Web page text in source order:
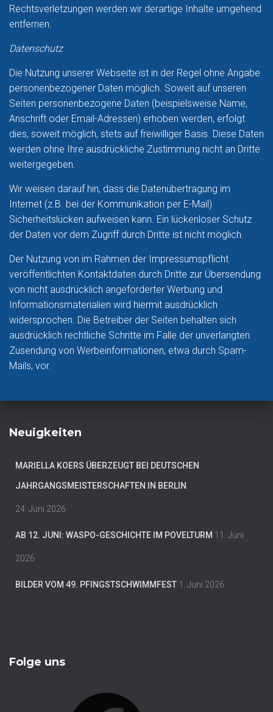
Rechtsverletzungen werden wir derartige Inhalte umgehend
entfernen.
Datenschutz
Die Nutzung unserer Webseite ist in der Regel ohne Angabe
personenbezogener Daten möglich. Soweit auf unseren
Seiten personenbezogene Daten (beispielsweise Name,
Anschrift oder Email-Adressen) erhoben werden, erfolgt
dies, soweit möglich, stets auf freiwilliger Basis. Diese Daten
werden ohne Ihre ausdrückliche Zustimmung nicht an Dritte
weitergegeben.
Wir weisen darauf hin, dass die Datenübertragung im
Internet (z.B. bei der Kommunikation per E-Mail)
Sicherheitslücken aufweisen kann. Ein lückenloser Schutz
der Daten vor dem Zugriff durch Dritte ist nicht möglich.
Der Nutzung von im Rahmen der Impressumspflicht
veröffentlichten Kontaktdaten durch Dritte zur Übersendung
von nicht ausdrücklich angeforderter Werbung und
Informationsmaterialien wird hiermit ausdrücklich
widersprochen. Die Betreiber der Seiten behalten sich
ausdrücklich rechtliche Schritte im Falle der unverlangten
Zusendung von Werbeinformationen, etwa durch Spam-
Mails, vor.
Neuigkeiten
MARIELLA KOERS ÜBERZEUGT BEI DEUTSCHEN
JAHRGANGSMEISTERSCHAFTEN IN BERLIN
24. Juni 2026
AB 12. JUNI: WASPO-GESCHICHTE IM POVELTURM 11. Juni
2026
BILDER VOM 49. PFINGSTSCHWIMMFEST 1. Juni 2026
Folge uns